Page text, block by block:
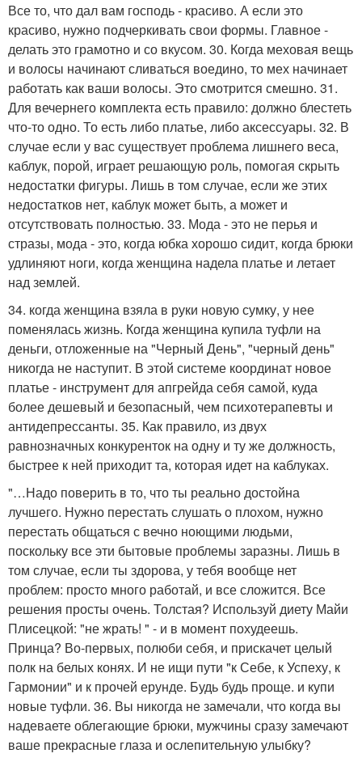
Все то, что дал вам господь - красиво. А если это
красиво, нужно подчеркивать свои формы. Главное -
делать это грамотно и со вкусом. 30. Когда меховая вещь
и волосы начинают сливаться воедино, то мех начинает
работать как ваши волосы. Это смотрится смешно. 31.
Для вечернего комплекта есть правило: должно блестеть
что-то одно. То есть либо платье, либо аксессуары. 32. В
случае если у вас существует проблема лишнего веса,
каблук, порой, играет решающую роль, помогая скрыть
недостатки фигуры. Лишь в том случае, если же этих
недостатков нет, каблук может быть, а может и
отсутствовать полностью. 33. Мода - это не перья и
стразы, мода - это, когда юбка хорошо сидит, когда брюки
удлиняют ноги, когда женщина надела платье и летает
над землей.
34. когда женщина взяла в руки новую сумку, у нее
поменялась жизнь. Когда женщина купила туфли на
деньги, отложенные на "Черный День", "черный день"
никогда не наступит. В этой системе координат новое
платье - инструмент для апгрейда себя самой, куда
более дешевый и безопасный, чем психотерапевты и
антидепрессанты. 35. Как правило, из двух
равнозначных конкуренток на одну и ту же должность,
быстрее к ней приходит та, которая идет на каблуках.
"…Надо поверить в то, что ты реально достойна
лучшего. Нужно перестать слушать о плохом, нужно
перестать общаться с вечно ноющими людьми,
поскольку все эти бытовые проблемы заразны. Лишь в
том случае, если ты здорова, у тебя вообще нет
проблем: просто много работай, и все сложится. Все
решения просты очень. Толстая? Используй диету Майи
Плисецкой: "не жрать! " - и в момент похудеешь.
Принца? Во-первых, полюби себя, и прискачет целый
полк на белых конях. И не ищи пути "к Себе, к Успеху, к
Гармонии" и к прочей ерунде. Будь будь проще. и купи
новые туфли. 36. Вы никогда не замечали, что когда вы
надеваете облегающие брюки, мужчины сразу замечают
ваше прекрасные глаза и ослепительную улыбку?